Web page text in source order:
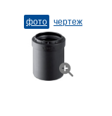
фото чертеж